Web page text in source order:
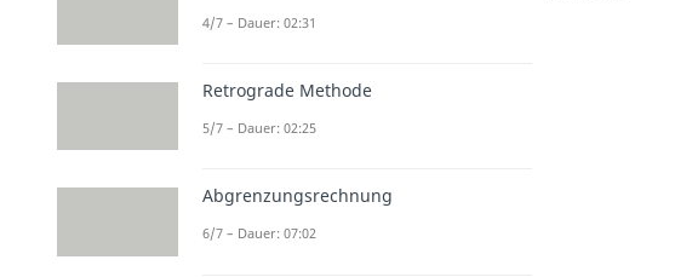
4/7 – Dauer: 02:31
Retrograde Methode
5/7 – Dauer: 02:25
Abgrenzungsrechnung
6/7 – Dauer: 07:02